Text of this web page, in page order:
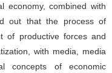
economy, combined with
out that the process of
of productive forces and
with media, media
concepts of economic